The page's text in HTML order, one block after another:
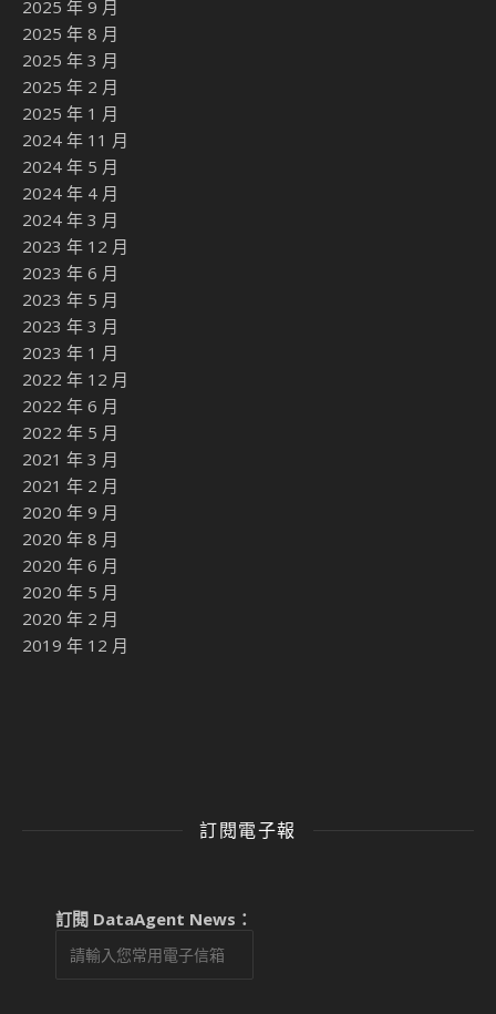
2025 年 9 月
2025 年 8 月
2025 年 3 月
2025 年 2 月
2025 年 1 月
2024 年 11 月
2024 年 5 月
2024 年 4 月
2024 年 3 月
2023 年 12 月
2023 年 6 月
2023 年 5 月
2023 年 3 月
2023 年 1 月
2022 年 12 月
2022 年 6 月
2022 年 5 月
2021 年 3 月
2021 年 2 月
2020 年 9 月
2020 年 8 月
2020 年 6 月
2020 年 5 月
2020 年 2 月
2019 年 12 月
訂閱電子報
訂閱 DataAgent News：